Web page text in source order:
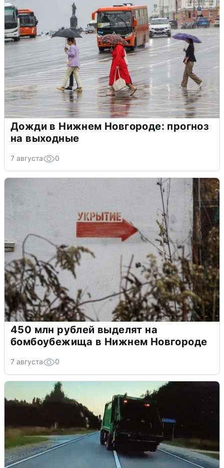
Дожди в Нижнем Новгороде: прогноз
на выходные
7 августа 0
450 млн рублей выделят на
бомбоубежища в Нижнем Новгороде
7 августа 0